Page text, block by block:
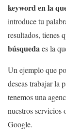
keyword en la
introduce tu
resultados, tienes
búsquedaes la
Un ejemplo que
deseas trabajar la
tenemos una
nuestros servicios
Google.